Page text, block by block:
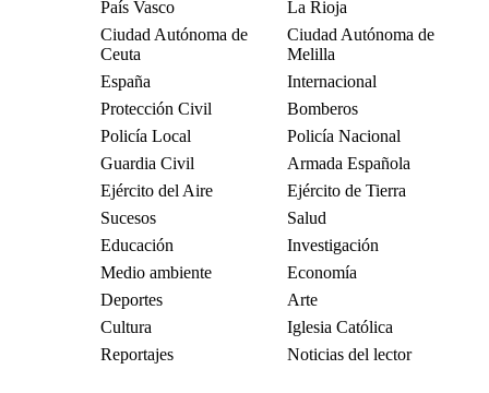
País Vasco
La Rioja
Ciudad Autónoma de
Ceuta
Ciudad Autónoma de
Melilla
España
Internacional
Protección Civil
Bomberos
Policía Local
Policía Nacional
Guardia Civil
Armada Española
Ejército del Aire
Ejército de Tierra
Sucesos
Salud
Educación
Investigación
Medio ambiente
Economía
Deportes
Arte
Cultura
Iglesia Católica
Reportajes
Noticias del lector